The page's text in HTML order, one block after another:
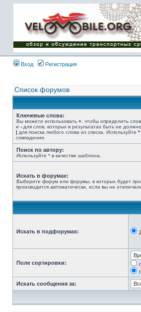
Имя пользователя:
Пароль:
{ LOG_ME_IN_SHORT
}
Вход
Регистрация
Список форумов
Ключевые слова:
Вы можете использовать + , чтобы определить
и - для слов, которых в результатах быть не
| для поиска любого слова из списка. Используйте *
совпадения.
Поиск по автору:
Используйте * в качестве шаблона.
Искать в форумах:
Выберите форум или форумы, в которых будет
производится автоматически, если вы не
Искать в подфорумах:
Поле сортировки:
Искать сообщения за: